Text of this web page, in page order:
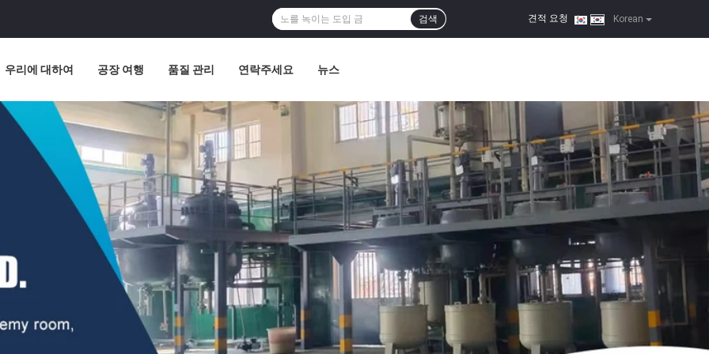
Korean
견적 요청 |
검색
우리에 대하여 공장 여행 품질 관리 연락주세요 뉴스